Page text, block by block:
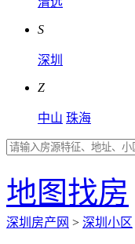
S
深圳
Z
中山 珠海
地图找房
深圳房产网 > 深圳小区